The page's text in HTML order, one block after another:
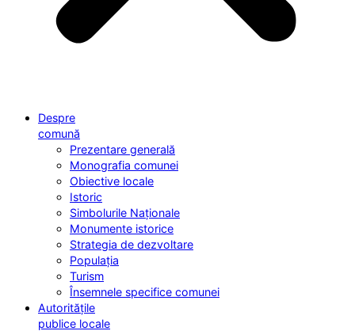
Despre
comună
Prezentare generală
Monografia comunei
Obiective locale
Istoric
Simbolurile Naționale
Monumente istorice
Strategia de dezvoltare
Populația
Turism
Însemnele specifice comunei
Autoritățile
publice locale